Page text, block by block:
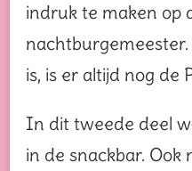
indruk te maken op
is, is er altijd nog de
In dit tweede deel
in de snackbar. Ook